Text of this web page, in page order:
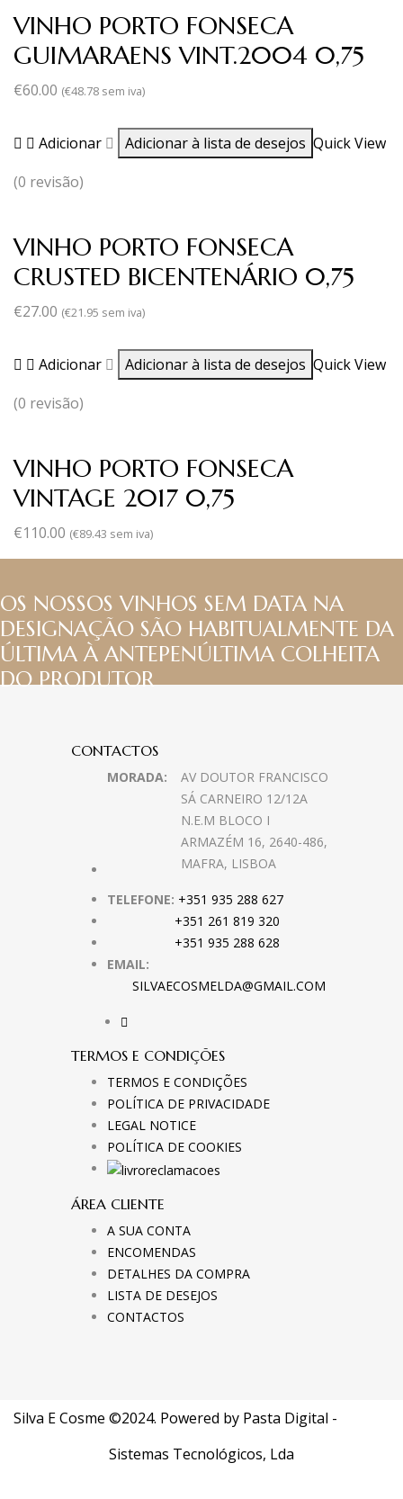
VINHO PORTO FONSECA
GUIMARAENS VINT.2004 0,75
€60.00 (€48.78 sem iva)
Adicionar Adicionar à lista de desejos Quick View
(0 revisão)
VINHO PORTO FONSECA
CRUSTED BICENTENÁRIO 0,75
€27.00 (€21.95 sem iva)
Adicionar Adicionar à lista de desejos Quick View
(0 revisão)
VINHO PORTO FONSECA
VINTAGE 2017 0,75
€110.00 (€89.43 sem iva)
OS NOSSOS VINHOS SEM DATA NA
DESIGNAÇÃO SÃO HABITUALMENTE DA
ÚLTIMA À ANTEPENÚLTIMA COLHEITA
DO PRODUTOR
CONTACTOS
MORADA:
AV DOUTOR FRANCISCO
SÁ CARNEIRO 12/12A
N.E.M BLOCO I
ARMAZÉM 16, 2640-486,
MAFRA, LISBOA
TELEFONE: +351 935 288 627
+351 261 819 320
+351 935 288 628
EMAIL:
SILVAECOSMELDA@GMAIL.COM
TERMOS E CONDIÇÕES
TERMOS E CONDIÇÕES
POLÍTICA DE PRIVACIDADE
LEGAL NOTICE
POLÍTICA DE COOKIES
ÁREA CLIENTE
A SUA CONTA
ENCOMENDAS
DETALHES DA COMPRA
LISTA DE DESEJOS
CONTACTOS
Silva E Cosme ©2024. Powered by Pasta Digital -
Sistemas Tecnológicos, Lda